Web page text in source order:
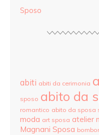
Sposo
abiti abiti da cerimonia
sposo abito da
romantico abito da sposa
moda art sposa atelier
Magnani Sposa